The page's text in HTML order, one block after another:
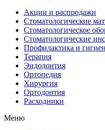
Акции и распродажи
Стоматологические
Стоматологическое
Стоматологические
Профилактика и
Терапия
Эндодонтия
Ортопедия
Хирургия
Ортодонтия
Расходники
Меню